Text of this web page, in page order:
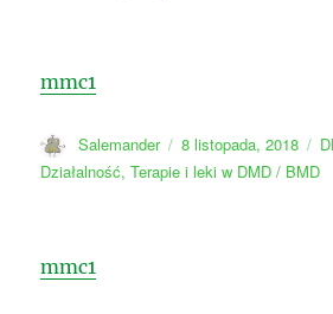
mmc1
Autor
Salemander
Data
publikacji
8 listopada, 2018
Działalność,Terapie i leki w DMD / BMD
mmc1